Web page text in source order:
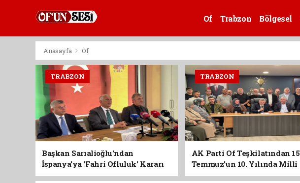
Of Trabzon Bölgesel
Anasayfa Of
TRABZON
Başkan Sarıalioğlu'ndan
İspanya'ya 'Fahri Ofluluk' Kararı
TRABZON
AK Parti Of Teşkilatından 15
Temmuz'un 10. Yılında Milli
Birlik Vurgusu